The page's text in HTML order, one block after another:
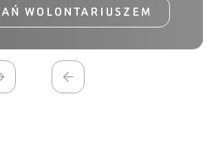
WOLONTARIUSZEM